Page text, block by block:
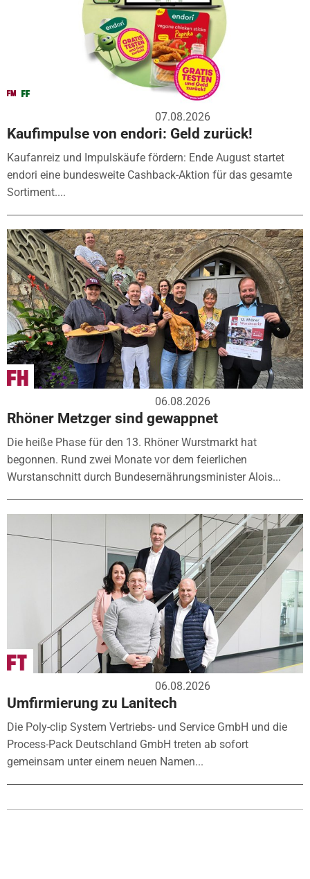
07.08.2026
Kaufimpulse von endori: Geld zurück!
Kaufanreiz und Impulskäufe fördern: Ende August startet
endori eine bundesweite Cashback-Aktion für das gesamte
Sortiment....
06.08.2026
Rhöner Metzger sind gewappnet
Die heiße Phase für den 13. Rhöner Wurstmarkt hat
begonnen. Rund zwei Monate vor dem feierlichen
Wurstanschnitt durch Bundesernährungsminister Alois...
06.08.2026
Umfirmierung zu Lanitech
Die Poly-clip System Vertriebs- und Service GmbH und die
Process-Pack Deutschland GmbH treten ab sofort
gemeinsam unter einem neuen Namen...